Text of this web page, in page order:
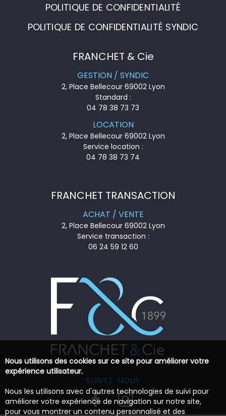
POLITIQUE DE CONFIDENTIALITÉ
POLITIQUE DE CONFIDENTIALITÉ SYNDIC
FRANCHET & Cie
GESTION / SYNDIC
2, Place Bellecour 69002 Lyon
Standard :
04 78 38 73 73
LOCATION
2, Place Bellecour 69002 Lyon
Service location :
04 78 38 73 74
FRANCHET TRANSACTION
ACHAT / VENTE
2, Place Bellecour 69002 Lyon
Service transaction :
06 24 59 12 60
SUIVEZ-NOUS
Nous utilisons des cookies sur ce site pour améliorer votre
expérience utilisateur.
Nous les utilisons avec d'autres technologies de suivi pour
améliorer votre expérience de navigation sur notre site,
pour vous montrer un contenu personnalisé et des